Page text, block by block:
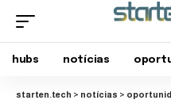
hubs notícias
starten.tech > notícias >